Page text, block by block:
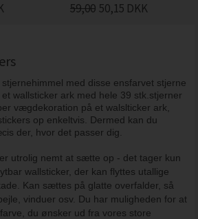
59,00 50,15 DKK
med disse ensfarvet stjerne
wallsticker ark med hele 39 stk.stjerner
vægdekoration på et walslticker ark,
op enkeltvis. Dermed kan du
der, hvor det passer dig.
utrolig nemt at sætte op - det tager kun
wallsticker, der kan flyttes utallige
Kan sættes på glatte overfalder, så
vinduer osv. Du har muligheden for at
du ønsker ud fra vores store